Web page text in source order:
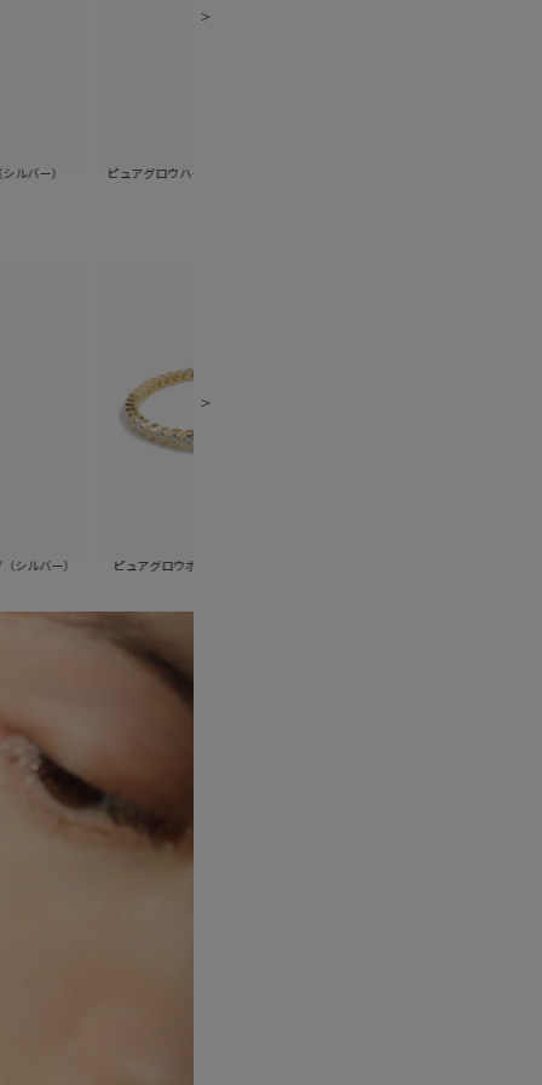
ピュアグロウハートレーンイヤークリップ（ゴール
ピュアグロウポイントブレスレット（ゴールド）